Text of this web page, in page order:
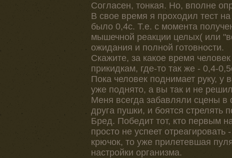
Согласен, тонкая. Но, вполне
В свое время я проходил тест
было 0,4с. Т.е. с момента
мышечной реакции целых( или
ожидания и полной готовности.
Скажите, за какое время
прикидкам, где-то так же - 0,4-
Пока человек поднимает руку,
уже поднято, а вы так и не
Меня всегда забавляли сцены в
друга пушки, и боятся стрелять
Бред. Победит тот, кто первым
просто не успеет
крючок, то уже прилетевшая
настройки организма.